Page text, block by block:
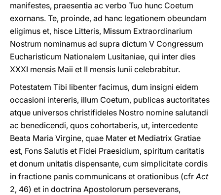
manifestes, praesentia ac verbo Tuo hunc Coetum
exornans. Te, proinde, ad hanc legationem obeundam
eligimus et, hisce Litteris, Missum Extraordinarium
Nostrum nominamus ad supra dictum V Congressum
Eucharisticum Nationalem Lusitaniae, qui inter dies
XXXI mensis Maii et II mensis Iunii celebrabitur.
Potestatem Tibi libenter facimus, dum insigni eidem
occasioni intereris, illum Coetum, publicas auctoritates
atque universos christifideles Nostro nomine salutandi
ac benedicendi, quos cohortaberis, ut, intercedente
Beata Maria Virgine, quae Mater et Mediatrix Gratiae
est, Fons Salutis et Fidei Praesidium, spiritum caritatis
et donum unitatis dispensante, cum simplicitate cordis
in fractione panis communicans et orationibus (cfrAct
2, 46) et in doctrina Apostolorum perseverans,